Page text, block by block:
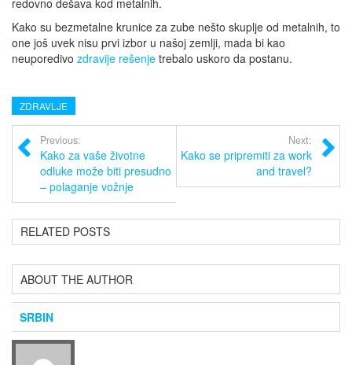
redovno dešava kod metalnih.
Kako su bezmetalne krunice za zube nešto skuplje od metalnih, to
one još uvek nisu prvi izbor u našoj zemlji, mada bi kao
neuporedivo zdravije rešenje trebalo uskoro da postanu.
ZDRAVLJE
Previous:
Kako za vaše životne
odluke može biti presudno
– polaganje vožnje
Next:
Kako se pripremiti za work
and travel?
RELATED POSTS
ABOUT THE AUTHOR
SRBIN